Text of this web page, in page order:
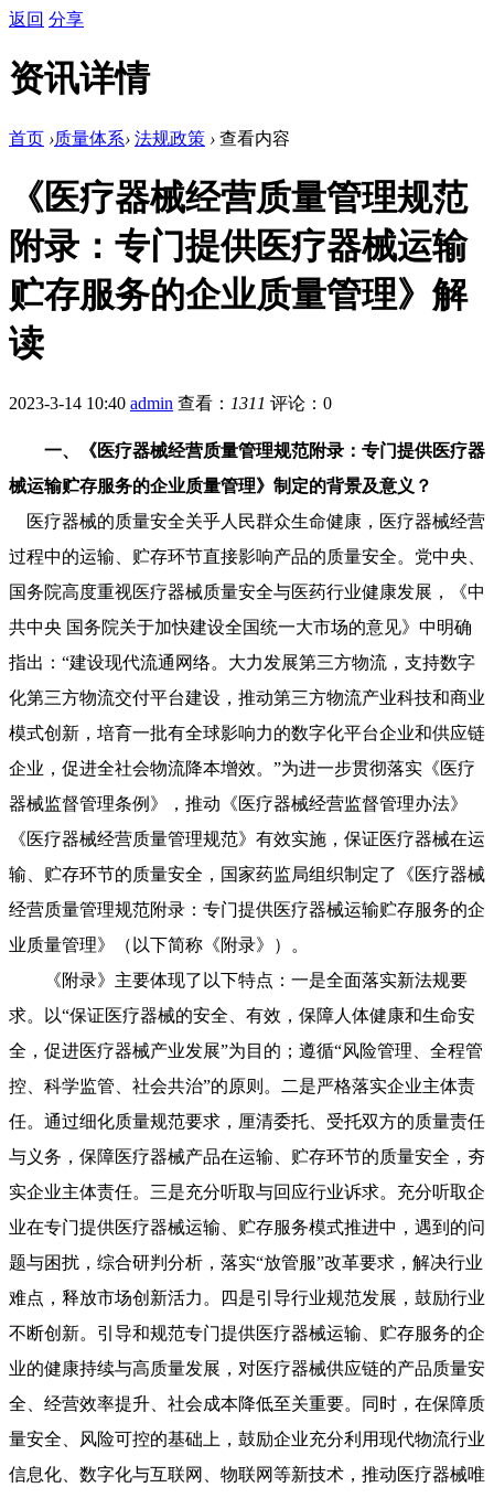
返回 分享
资讯详情
首页 ›质量体系› 法规政策 › 查看内容
《医疗器械经营质量管理规范
附录：专门提供医疗器械运输
贮存服务的企业质量管理》解
读
2023-3-14 10:40 admin 查看： 1311 评论：0
一、《医疗器械经营质量管理规范附录：专门提供医疗器
械运输贮存服务的企业质量管理》制定的背景及意义？
医疗器械的质量安全关乎人民群众生命健康，医疗器械经营
过程中的运输、贮存环节直接影响产品的质量安全。党中央、
国务院高度重视医疗器械质量安全与医药行业健康发展，《中
共中央 国务院关于加快建设全国统一大市场的意见》中明确
指出：“建设现代流通网络。大力发展第三方物流，支持数字
化第三方物流交付平台建设，推动第三方物流产业科技和商业
模式创新，培育一批有全球影响力的数字化平台企业和供应链
企业，促进全社会物流降本增效。”为进一步贯彻落实《医疗
器械监督管理条例》，推动《医疗器械经营监督管理办法》
《医疗器械经营质量管理规范》有效实施，保证医疗器械在运
输、贮存环节的质量安全，国家药监局组织制定了《医疗器械
经营质量管理规范附录：专门提供医疗器械运输贮存服务的企
业质量管理》（以下简称《附录》）。
《附录》主要体现了以下特点：一是全面落实新法规要
求。以“保证医疗器械的安全、有效，保障人体健康和生命安
全，促进医疗器械产业发展”为目的；遵循“风险管理、全程管
控、科学监管、社会共治”的原则。二是严格落实企业主体责
任。通过细化质量规范要求，厘清委托、受托双方的质量责任
与义务，保障医疗器械产品在运输、贮存环节的质量安全，夯
实企业主体责任。三是充分听取与回应行业诉求。充分听取企
业在专门提供医疗器械运输、贮存服务模式推进中，遇到的问
题与困扰，综合研判分析，落实“放管服”改革要求，解决行业
难点，释放市场创新活力。四是引导行业规范发展，鼓励行业
不断创新。引导和规范专门提供医疗器械运输、贮存服务的企
业的健康持续与高质量发展，对医疗器械供应链的产品质量安
全、经营效率提升、社会成本降低至关重要。同时，在保障质
量安全、风险可控的基础上，鼓励企业充分利用现代物流行业
信息化、数字化与互联网、物联网等新技术，推动医疗器械唯